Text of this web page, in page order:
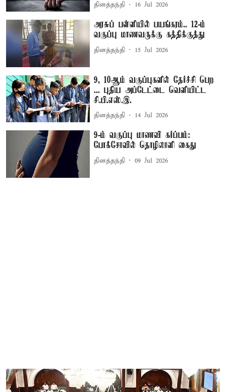
தினத்தந்தி 16 Jul 2026
அரசுப் பள்ளியில் பயங்கரம்.. 12-ம்
வகுப்பு மாணவருக்கு கத்திக்குத்து
தினத்தந்தி 15 Jul 2026
9, 10ஆம் வகுப்புகளில் தேர்ச்சி பெற
... புதிய அப்டேட்டை வெளியிட்ட
சி.பி.எஸ்.இ.
தினத்தந்தி 14 Jul 2026
9-ம் வகுப்பு மாணவி கர்ப்பம்:
போக்சோவில் தொழிலாளி கைது
தினத்தந்தி 09 Jul 2026